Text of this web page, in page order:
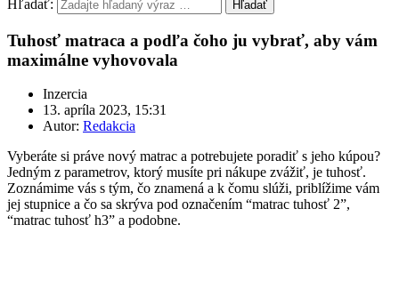
Hľadať:
Hľadať
Tuhosť matraca a podľa čoho ju vybrať, aby vám
maximálne vyhovovala
Inzercia
13. apríla 2023, 15:31
Autor: Redakcia
Vyberáte si práve nový matrac a potrebujete poradiť s jeho kúpou?
Jedným z parametrov, ktorý musíte pri nákupe zvážiť, je tuhosť.
Zoznámime vás s tým, čo znamená a k čomu slúži, priblížime vám
jej stupnice a čo sa skrýva pod označením “matrac tuhosť 2”,
“matrac tuhosť h3” a podobne.